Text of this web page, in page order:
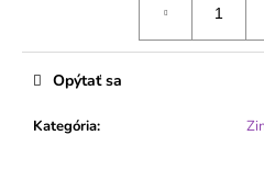
Kategória:
Opýtať sa
DÁMSKE
JEMNÉ
20
DEN